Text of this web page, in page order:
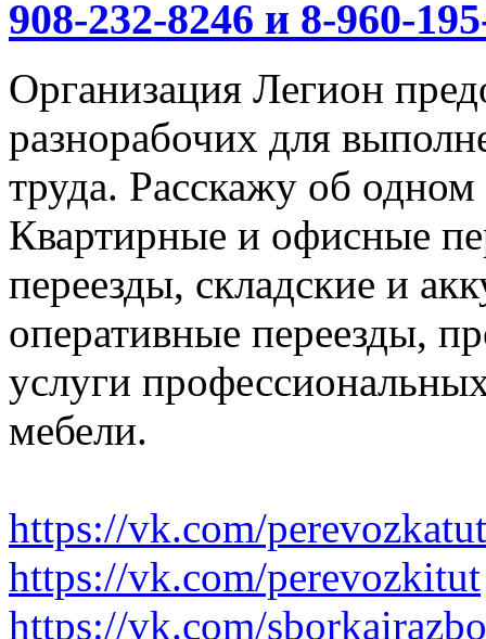
908-232-8246 и 8-960-
Организация Легион
разнорабочих для
труда. Расскажу об
Квартирные и офисные
переезды, складские и
оперативные переезды,
услуги
мебели.
https://vk.com/perevozkatut
https://vk.com/perevozkitut
https://vk.com/